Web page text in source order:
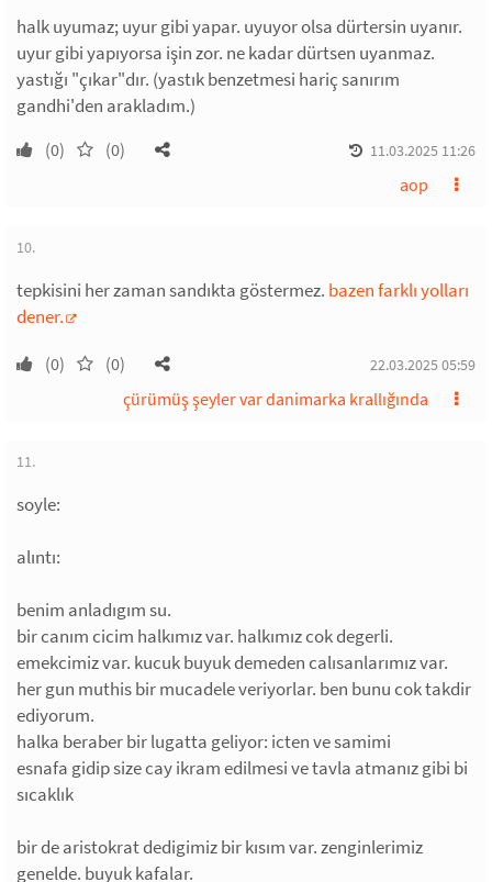
halk uyumaz; uyur gibi yapar. uyuyor olsa dürtersin uyanır.
uyur gibi yapıyorsa işin zor. ne kadar dürtsen uyanmaz.
yastığı "çıkar"dır. (yastık benzetmesi hariç sanırım
gandhi'den arakladım.)
(0) (0) 11.03.2025 11:26
aop
10.
tepkisini her zaman sandıkta göstermez. bazen farklı yolları
dener.
(0) (0) 22.03.2025 05:59
çürümüş şeyler var danimarka krallığında
11.
soyle:
alıntı:
benim anladıgım su.
bir canım cicim halkımız var. halkımız cok degerli.
emekcimiz var. kucuk buyuk demeden calısanlarımız var.
her gun muthis bir mucadele veriyorlar. ben bunu cok takdir
ediyorum.
halka beraber bir lugatta geliyor: icten ve samimi
esnafa gidip size cay ikram edilmesi ve tavla atmanız gibi bi
sıcaklık
bir de aristokrat dedigimiz bir kısım var. zenginlerimiz
genelde. buyuk kafalar.